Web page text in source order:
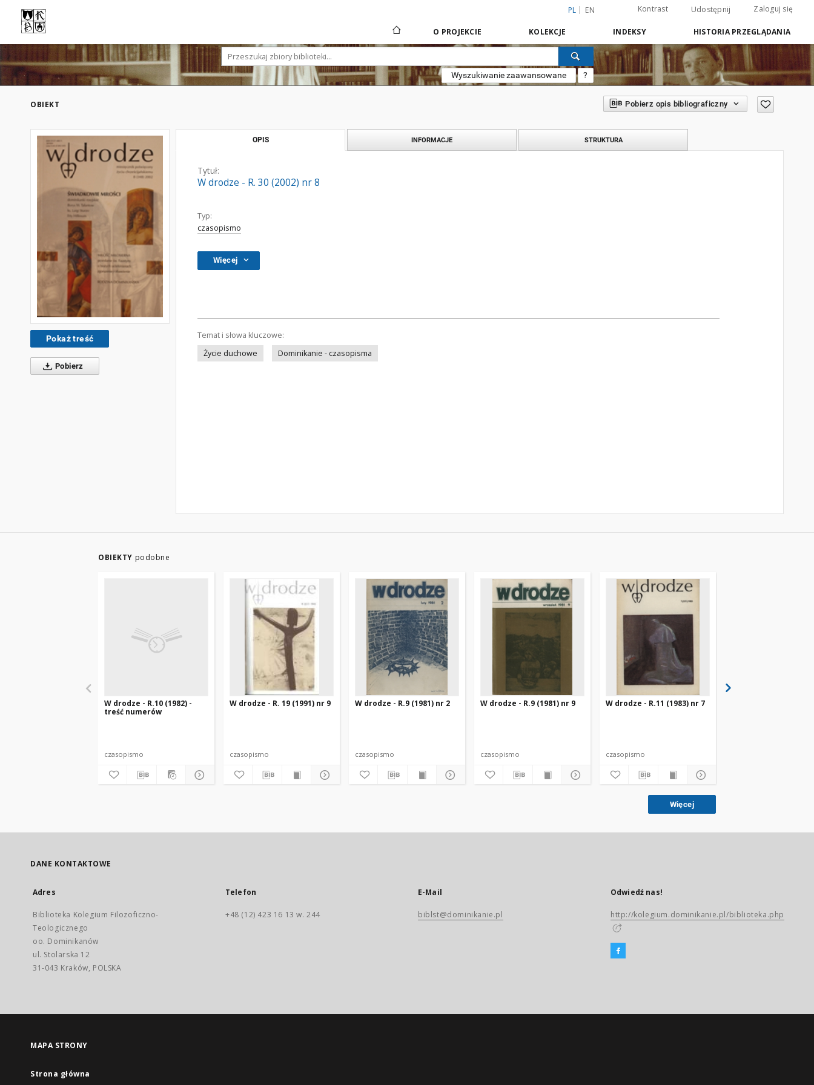
PL EN Kontrast Udostępnij Zaloguj się
O PROJEKCIE KOLEKCJE INDEKSY HISTORIA PRZEGLĄDANIA
Wyszukiwanie zaawansowane ?
OBIEKT Pobierz opis bibliograficzny
Pokaż treść
Pobierz
OPIS INFORMACJE STRUKTURA
Tytuł:
W drodze - R. 30 (2002) nr 8
Typ:
czasopismo
Więcej
Temat i słowa kluczowe:
Życie duchowe
Dominikanie - czasopisma
OBIEKTY podobne
W drodze - R.10 (1982) -
treść numerów
czasopismo
W drodze - R. 19 (1991) nr 9
czasopismo
W drodze - R.9 (1981) nr 2
czasopismo
W drodze - R.9 (1981) nr 9
czasopismo
W drodze - R.11 (1983) nr 7
czasopismo
Więcej
DANE KONTAKTOWE
Adres
Biblioteka Kolegium Filozoficzno-
Teologicznego
oo. Dominikanów
ul. Stolarska 12
31-043 Kraków, POLSKA
Telefon
+48 (12) 423 16 13 w. 244
E-Mail
biblst@dominikanie.pl
Odwiedź nas!
http://kolegium.dominikanie.pl/biblioteka.php
MAPA STRONY
Strona główna